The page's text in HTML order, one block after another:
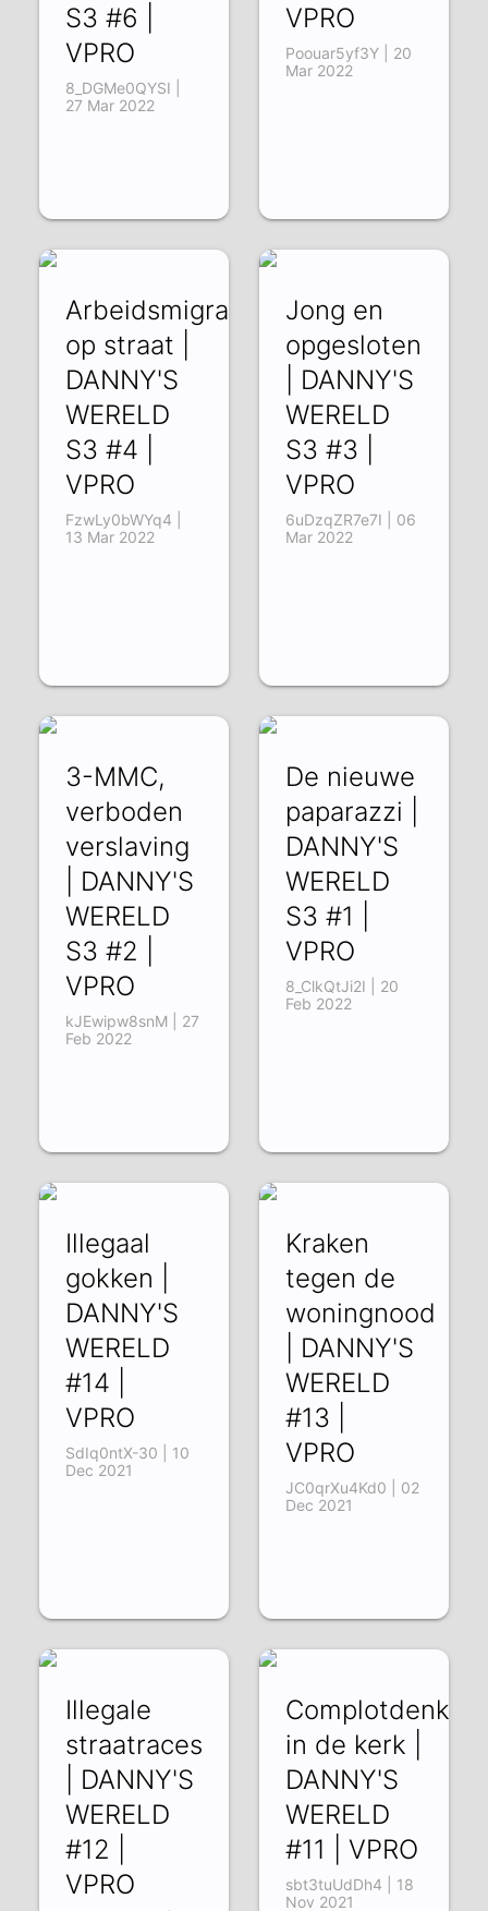
S3 #6 |
VPRO
8_DGMe0QYSI |
27 Mar 2022
VPRO
Poouar5yf3Y | 20
Mar 2022
Arbeidsmigranten
op straat |
DANNY'S
WERELD
S3 #4 |
VPRO
FzwLy0bWYq4 |
13 Mar 2022
Jong en
opgesloten
| DANNY'S
WERELD
S3 #3 |
VPRO
6uDzqZR7e7I | 06
Mar 2022
3-MMC,
verboden
verslaving
| DANNY'S
WERELD
S3 #2 |
VPRO
kJEwipw8snM | 27
Feb 2022
De nieuwe
paparazzi |
DANNY'S
WERELD
S3 #1 |
VPRO
8_ClkQtJi2I | 20
Feb 2022
Illegaal
gokken |
DANNY'S
WERELD
#14 |
VPRO
SdIq0ntX-30 | 10
Dec 2021
Kraken
tegen de
woningnood
| DANNY'S
WERELD
#13 |
VPRO
JC0qrXu4Kd0 | 02
Dec 2021
Illegale
straatraces
| DANNY'S
WERELD
#12 |
VPRO
Complotdenkers
in de kerk |
DANNY'S
WERELD
#11 | VPRO
sbt3tuUdDh4 | 18
Nov 2021